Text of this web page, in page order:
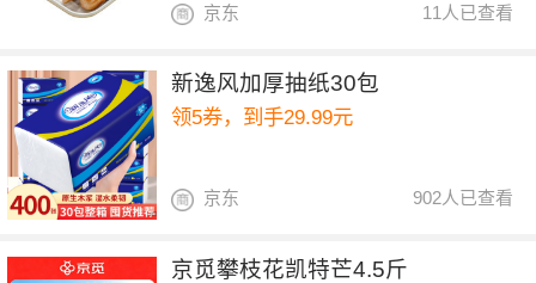
11人已查看
京东
新逸风加厚抽纸30包
领5券，到手29.99元
902人已查看
京东
京觅攀枝花凯特芒4.5斤